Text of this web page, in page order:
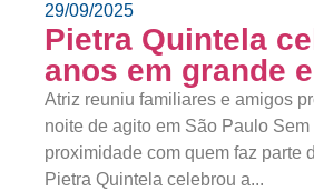
29/09/2025
Pietra Quintela
anos em grande
Atriz reuniu familiares e amigos
noite de agito em São Paulo Sem
proximidade com quem faz parte
Pietra Quintela celebrou a...